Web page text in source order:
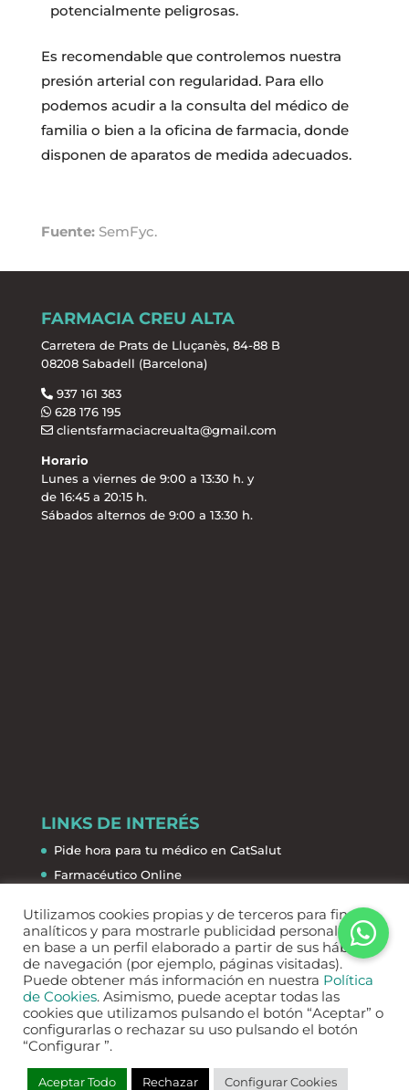
potencialmente peligrosas.
Es recomendable que controlemos nuestra
presión arterial con regularidad. Para ello
podemos acudir a la consulta del médico de
familia o bien a la oficina de farmacia, donde
disponen de aparatos de medida adecuados.
Fuente:SemFyc.
FARMACIA CREU ALTA
Carretera de Prats de Lluçanès, 84-88 B
08208 Sabadell (Barcelona)
937 161 383
628 176 195
clientsfarmaciacreualta@gmail.com
Horario
Lunes a viernes de 9:00 a 13:30 h. y
de 16:45 a 20:15 h.
Sábados alternos de 9:00 a 13:30 h.
LINKS DE INTERÉS
Pide hora para tu médico en CatSalut
Farmacéutico Online
Farmacias de guardia
Aviso legal
Política de Cookies
Utilizamos cookies propias y de terceros para fines
analíticos y para mostrarle publicidad personalizada
en base a un perfil elaborado a partir de sus hábitos
de navegación (por ejemplo, páginas visitadas).
Puede obtener más información en nuestra Política
de Cookies. Asimismo, puede aceptar todas las
cookies que utilizamos pulsando el botón “Aceptar” o
configurarlas o rechazar su uso pulsando el botón
“Configurar ”.
Aceptar Todo Rechazar Configurar Cookies